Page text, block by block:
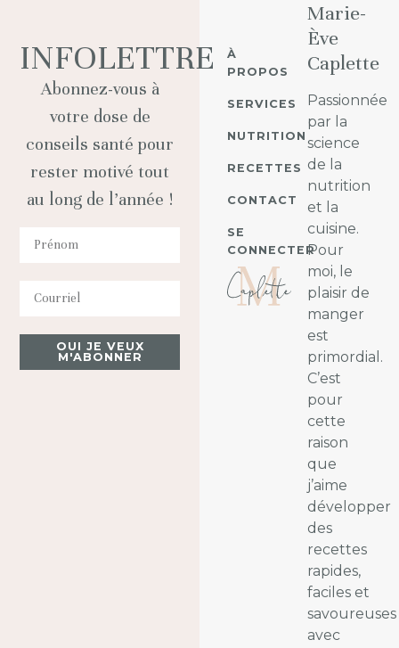
À
PROPOS
SERVICES
NUTRITION
RECETTES
CONTACT
SE
CONNECTER
Marie-
Ève
Caplette
Passionnée
par la
science
de la
nutrition
et la
cuisine.
Pour
moi, le
plaisir de
manger
est
primordial.
C’est
pour
cette
raison
que
j’aime
développer
des
recettes
rapides,
faciles et
savoureuses
avec
INFOLETTRE
Abonnez-vous à
votre dose de
conseils santé pour
rester motivé tout
au long de l’année !
OUI JE VEUX
M'ABONNER